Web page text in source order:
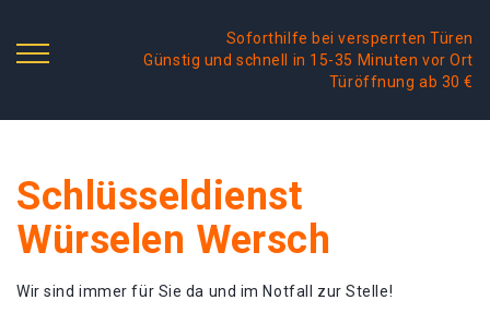
Soforthilfe bei versperrten Türen
Günstig und schnell in 15-35 Minuten vor Ort
Türöffnung ab 30 €
Schlüsseldienst
Würselen Wersch
Wir sind immer für Sie da und im Notfall zur Stelle!